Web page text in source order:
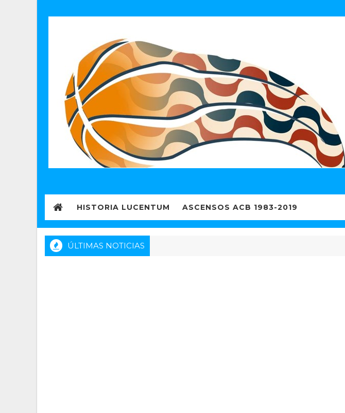
HISTORIA LUCENTUM ASCENSOS ACB 1983-2019
ÚLTIMAS NOTICIAS